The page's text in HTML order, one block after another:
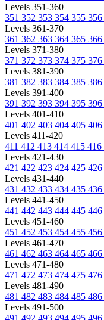
Levels 351-360
351 352 353 354 355 356
Levels 361-370
361 362 363 364 365 366
Levels 371-380
371 372 373 374 375 376
Levels 381-390
381 382 383 384 385 386
Levels 391-400
391 392 393 394 395 396
Levels 401-410
401 402 403 404 405 406
Levels 411-420
411 412 413 414 415 416
Levels 421-430
421 422 423 424 425 426
Levels 431-440
431 432 433 434 435 436
Levels 441-450
441 442 443 444 445 446
Levels 451-460
451 452 453 454 455 456
Levels 461-470
461 462 463 464 465 466
Levels 471-480
471 472 473 474 475 476
Levels 481-490
481 482 483 484 485 486
Levels 491-500
491 492 493 494 495 496